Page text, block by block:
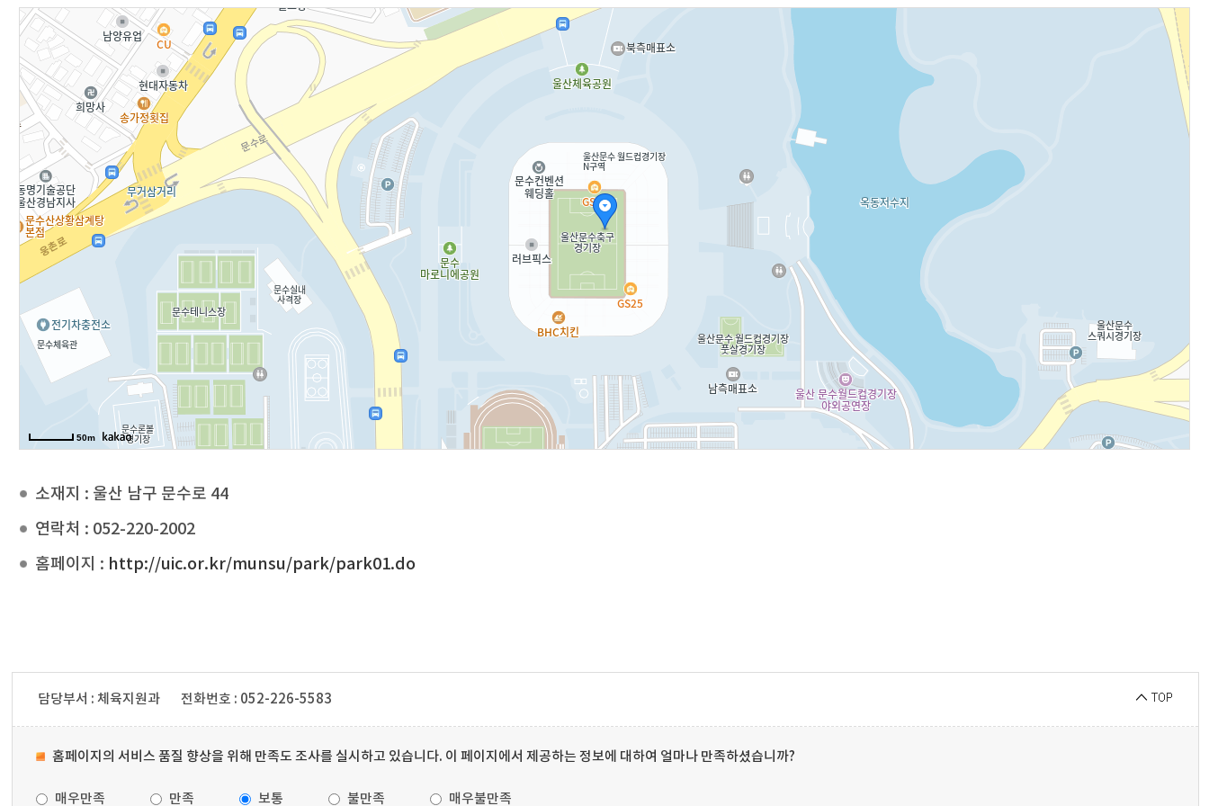
50m
소재지 : 울산 남구 문수로 44
연락처 : 052-220-2002
홈페이지 : http://uic.or.kr/munsu/park/park01.do
담당부서 : 체육지원과 전화번호 : 052-226-5583
홈페이지의 서비스 품질 향상을 위해 만족도 조사를 실시하고 있습니다. 이 페이지에서 제공하는 정보에 대하여 얼마나 만족하셨습니까?
매우만족 만족 보통 불만족 매우불만족